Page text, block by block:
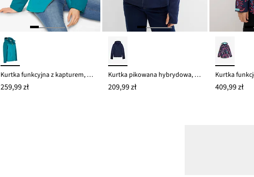
Kurtka funkcyjna z kapturem, wodoodporna
259,99 zł
Kurtka pikowana hybrydowa, hydrofobowa, softshellowa, z pikowanymi wstawkami
209,99 zł 409,99 zł